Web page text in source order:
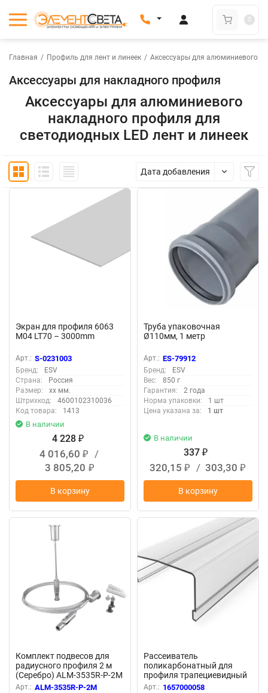
0
Главная / Профиль для лент и линеек / Аксессуары для алюминиевого
Аксессуары для накладного профиля
Аксессуары для алюминиевого
накладного профиля для
светодиодных LED лент и линеек
Дата добавления
Экран для профиля 6063
M04 LT70 – 3000mm
Арт.: S-0231003
Бренд:
ESV
Страна:
Россия
Размер:
xx мм.
Штрихкод:
4600102310036
Код товара:
1413
В наличии
4 228 ₽
4 016,60 ₽
/
3 805,20 ₽
В корзину
Труба упаковочная
Ø110мм, 1 метр
Арт.: ES-79912
Бренд:
ESV
Вес:
850 г
Гарантия:
2 года
Норма упаковки:
1 шт
Цена указана за:
1 шт
В наличии
337 ₽
320,15 ₽ / 303,30 ₽
В корзину
Комплект подвесов для
радиусного профиля 2 м
(Серебро) ALM-3535R-P-2M
Арт.: ALM-3535R-P-2M
Рассеиватель
поликарбонатный для
профиля трапециевидный
LC-LRM-P36T-6 прозрачный
Арт.: 1657000058